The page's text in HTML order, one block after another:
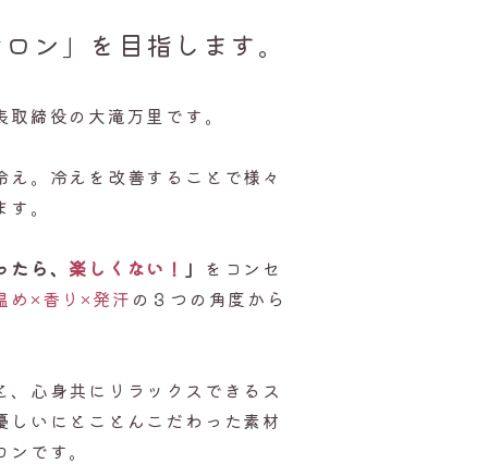
ン」を目指します。
締役の大滝万里です。
。冷えを改善することで様々
。
ら、 楽しくない！ 」 をコンセ
め×香り×発汗 の３つの角度から
心身共にリラックスできるス
いにとことんこだわった素材
です。